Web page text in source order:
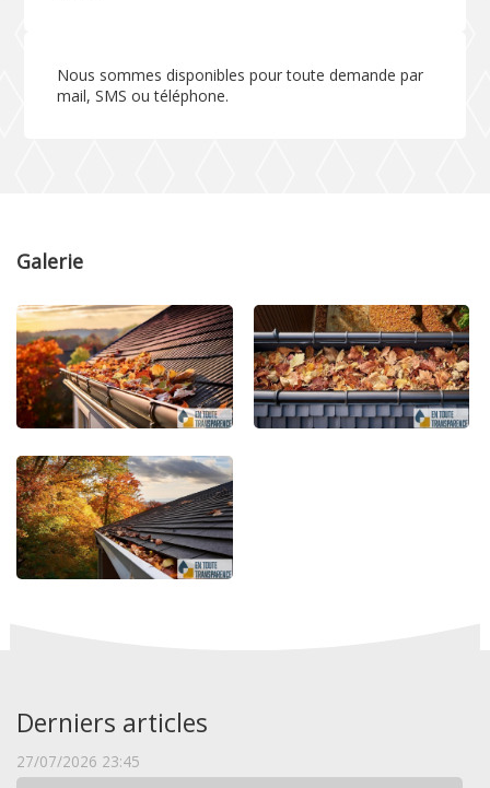
Nous sommes disponibles pour toute demande par
mail, SMS ou téléphone.
Galerie
Derniers articles
27/07/2026 23:45